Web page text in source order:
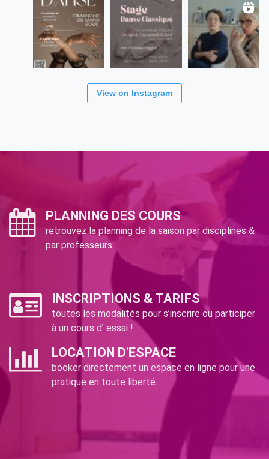
View on Instagram
PLANNING DES COURS
retrouvez la planning de la saison par disciplines &
par professeurs.
INSCRIPTIONS & TARIFS
toutes les modalités pour s’inscrire ou participer
à un cours d’ essai !
LOCATION D'ESPACE
booker directement un espace en ligne pour une
pratique en toute liberté.